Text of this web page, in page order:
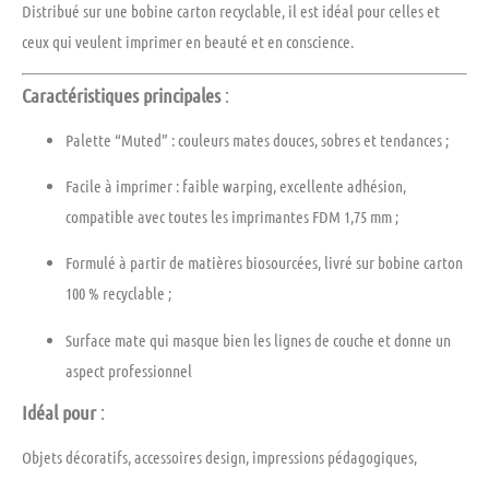
Distribué sur une bobine carton recyclable, il est idéal pour celles et
ceux qui veulent imprimer en beauté et en conscience.
Caractéristiques principales:
Palette “Muted” : couleurs mates douces, sobres et tendances ;
Facile à imprimer : faible warping, excellente adhésion,
compatible avec toutes les imprimantes FDM 1,75 mm ;
Formulé à partir de matières biosourcées, livré sur bobine carton
100 % recyclable ;
Surface mate qui masque bien les lignes de couche et donne un
aspect professionnel
Idéal pour:
Objets décoratifs, accessoires design, impressions pédagogiques,